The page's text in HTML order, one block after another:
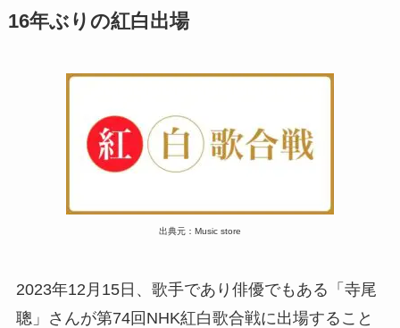
16年ぶりの紅白出場
出典元：Music store
2023年12月15日、歌手であり俳優でもある「寺尾
聰」さんが第74回NHK紅白歌合戦に出場すること